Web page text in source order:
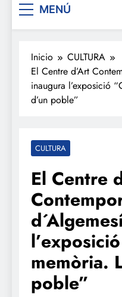
MENÚ
Inicio
CULTURA
El Centre d’Art
inaugura l’exposició
d’un poble”
CULTURA
El Centre
memòria.
poble”